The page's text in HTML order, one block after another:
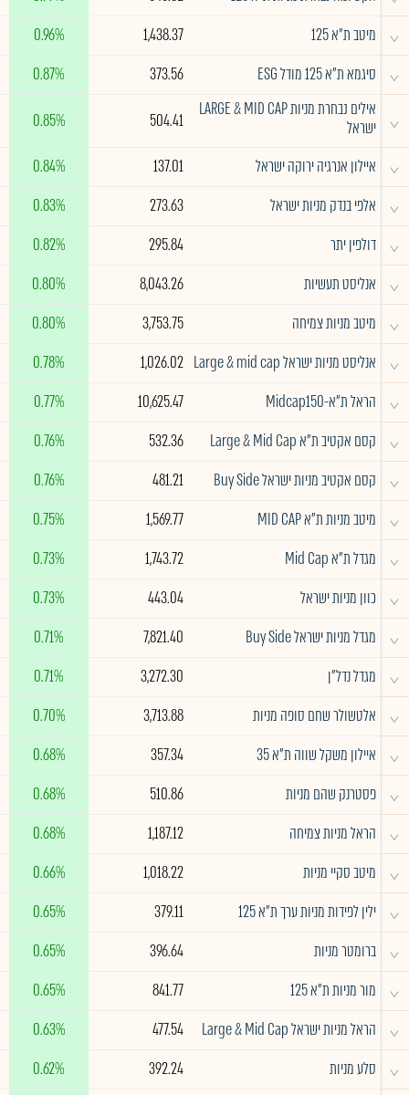
^ מיטב ת״א 125 1,438.37
0.96%
^ סיגמא ת"א 125 מודל ESG 373.56
0.87%
^
אילים נבחרת מניות LARGE & MID CAP
ישראל
504.41
0.85%
^ איילון אנרגיה ירוקה ישראל 137.01
0.84%
^ אלפי בנדק מניות ישראל 273.63
0.83%
^ דולפין יתר 295.84
0.82%
^ אנליסט תעשיות 8,043.26
0.80%
^ מיטב מניות צמיחה 3,753.75
0.80%
^ אנליסט מניות ישראל Large & mid cap 1,026.02
0.78%
^ הראל ת"א-Midcap150 10,625.47
0.77%
^ קסם אקטיב ת"א Large & Mid Cap 532.36
0.76%
^ קסם אקטיב מניות ישראל Buy Side 481.21
0.76%
^ מיטב מניות ת"א MID CAP 1,569.77
0.75%
^ מגדל ת"א Mid Cap 1,743.72
0.73%
^ כוון מניות ישראל 443.04
0.73%
^ מגדל מניות ישראל Buy Side 7,821.40
0.71%
^ מגדל נדל"ן 3,272.30
0.71%
^ אלטשולר שחם סופה מניות 3,713.88
0.70%
^ איילון משקל שווה ת"א 35 357.34
0.68%
^ פסטרנק שהם מניות 510.86
0.68%
^ הראל מניות צמיחה 1,187.12
0.68%
^ מיטב סקיי מניות 1,018.22
0.66%
^ ילין לפידות מניות ערך ת"א 125 379.11
0.65%
^ ברומטר מניות 396.64
0.65%
^ מור מניות ת"א 125 841.77
0.65%
^ הראל מניות ישראל Large & Mid Cap 477.54
0.63%
^ סלע מניות 392.24
0.62%